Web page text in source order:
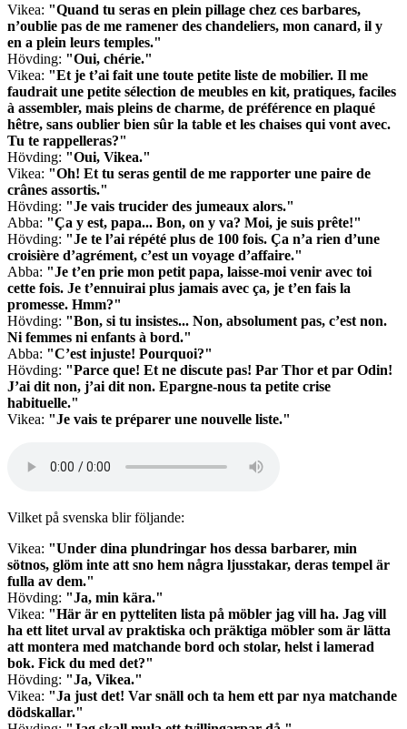
Vikea: "Quand tu seras en plein pillage chez ces barbares,
n’oublie pas de me ramener des chandeliers, mon canard, il y
en a plein leurs temples."
Hövding: "Oui, chérie."
Vikea: "Et je t’ai fait une toute petite liste de mobilier. Il me
faudrait une petite sélection de meubles en kit, pratiques, faciles
à assembler, mais pleins de charme, de préférence en plaqué
hêtre, sans oublier bien sûr la table et les chaises qui vont avec.
Tu te rappelleras?"
Hövding: "Oui, Vikea."
Vikea: "Oh! Et tu seras gentil de me rapporter une paire de
crânes assortis."
Hövding: "Je vais trucider des jumeaux alors."
Abba: "Ça y est, papa... Bon, on y va? Moi, je suis prête!"
Hövding: "Je te l’ai répété plus de 100 fois. Ça n’a rien d’une
croisière d’agrément, c’est un voyage d’affaire."
Abba: "Je t’en prie mon petit papa, laisse-moi venir avec toi
cette fois. Je t’ennuirai plus jamais avec ça, je t’en fais la
promesse. Hmm?"
Hövding: "Bon, si tu insistes... Non, absolument pas, c’est non.
Ni femmes ni enfants à bord."
Abba: "C’est injuste! Pourquoi?"
Hövding: "Parce que! Et ne discute pas! Par Thor et par Odin!
J’ai dit non, j’ai dit non. Epargne-nous ta petite crise
habituelle."
Vikea: "Je vais te préparer une nouvelle liste."
Vilket på svenska blir följande:
Vikea: "Under dina plundringar hos dessa barbarer, min
sötnos, glöm inte att sno hem några ljusstakar, deras tempel är
fulla av dem."
Hövding: "Ja, min kära."
Vikea: "Här är en pytteliten lista på möbler jag vill ha. Jag vill
ha ett litet urval av praktiska och präktiga möbler som är lätta
att montera med matchande bord och stolar, helst i lamerad
bok. Fick du med det?"
Hövding: "Ja, Vikea."
Vikea: "Ja just det! Var snäll och ta hem ett par nya matchande
dödskallar."